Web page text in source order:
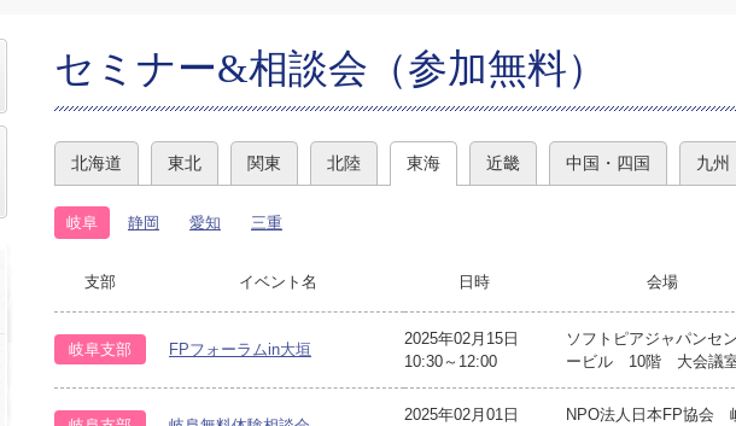
セミナー&相談会（参加無料）
北海道 東北 関東 北陸 東海 近畿 中国・四国 九州
岐阜 静岡 愛知 三重
支部 イベント名 日時 会場
岐阜支部 FPフォーラムin大垣
2025年02月15日
10:30～12:00
ソフトピアジャパンセ
ービル 10階 大会議
2025年02月01日
NPO法人日本FP協会